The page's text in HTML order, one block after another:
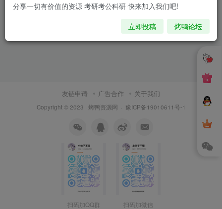
友链申请 广告合作 关于我们
Copyright © 2023 · 烤鸭资源网 · 豫ICP备19010611号-1
扫码加QQ群 扫码加微信
分享一切有价值的资源 考研考公科研 快来加入我们吧!
立即投稿 烤鸭论坛